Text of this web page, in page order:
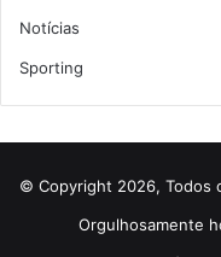
Notícias
Sporting
© Copyright 2026, Todos
Orgulhosamente